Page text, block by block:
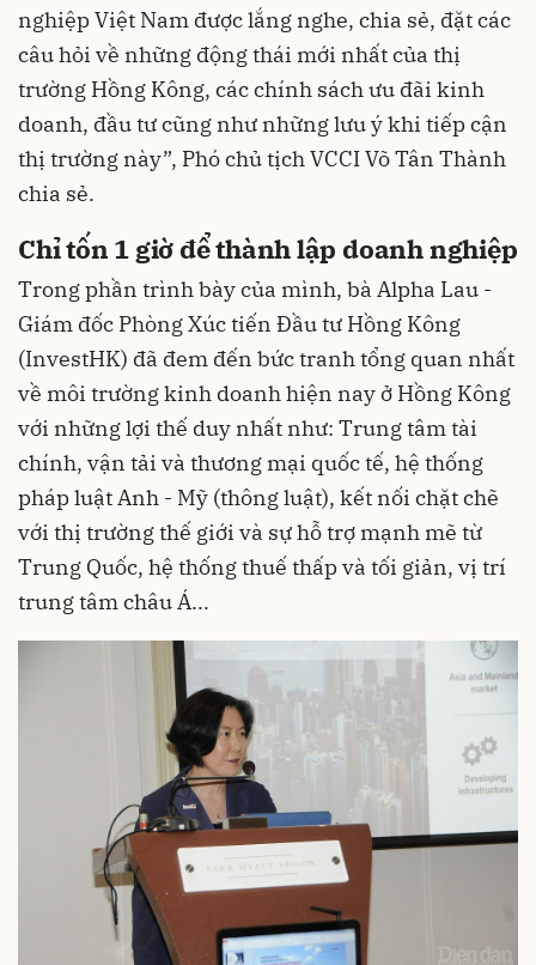
nghiệp Việt Nam được lắng nghe, chia sẻ, đặt các
câu hỏi về những động thái mới nhất của thị
trường Hồng Kông, các chính sách ưu đãi kinh
doanh, đầu tư cũng như những lưu ý khi tiếp cận
thị trường này”, Phó chủ tịch VCCI Võ Tân Thành
chia sẻ.
Chỉ tốn 1 giờ để thành lập doanh nghiệp
Trong phần trình bày của mình, bà Alpha Lau -
Giám đốc Phòng Xúc tiến Đầu tư Hồng Kông
(InvestHK) đã đem đến bức tranh tổng quan nhất
về môi trường kinh doanh hiện nay ở Hồng Kông
với những lợi thế duy nhất như: Trung tâm tài
chính, vận tải và thương mại quốc tế, hệ thống
pháp luật Anh - Mỹ (thông luật), kết nối chặt chẽ
với thị trường thế giới và sự hỗ trợ mạnh mẽ từ
Trung Quốc, hệ thống thuế thấp và tối giản, vị trí
trung tâm châu Á...